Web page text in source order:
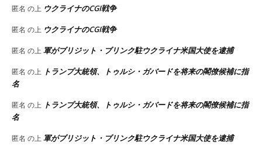
匿名 の上 ウクライナのCGI戦争
匿名 の上 ウクライナのCGI戦争
匿名 の上 軍がブリジット・ブリンク駐ウクライナ米国大使を逮捕
匿名 の上 トランプ大統領、トゥルシ・ガバードを将来の閣僚候補に指
名
匿名 の上 トランプ大統領、トゥルシ・ガバードを将来の閣僚候補に指
名
匿名 の上 軍がブリジット・ブリンク駐ウクライナ米国大使を逮捕